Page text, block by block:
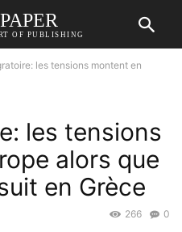
OF PUBLISHING
les tensions montent en
les tensions
alors que
en Grèce
0
266